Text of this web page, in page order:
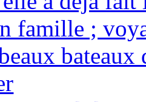
famille ;
bateaux